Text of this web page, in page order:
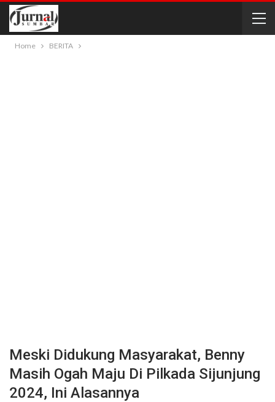
Home BERITA
Meski Didukung Masyarakat, Benny
Masih Ogah Maju Di Pilkada Sijunjung
2024, Ini Alasannya